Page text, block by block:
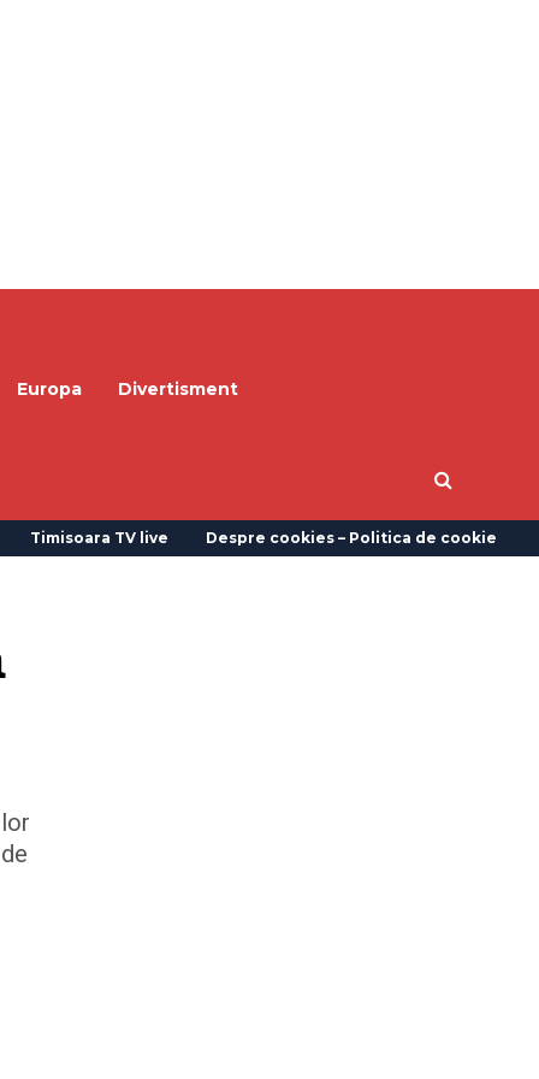
Europa Divertisment
Timisoara TV live Despre cookies – Politica de cookie